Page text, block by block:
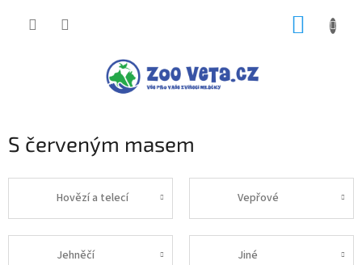
S červeným masem
Hovězí a telecí Vepřové
Jehněčí Jiné